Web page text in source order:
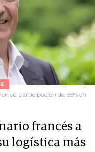
su participación del 55% en
francés a
logística más